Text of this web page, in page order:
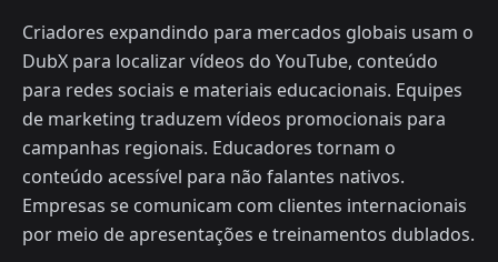
Criadores expandindo para mercados globais usam o
DubX para localizar vídeos do YouTube, conteúdo
para redes sociais e materiais educacionais. Equipes
de marketing traduzem vídeos promocionais para
campanhas regionais. Educadores tornam o
conteúdo acessível para não falantes nativos.
Empresas se comunicam com clientes internacionais
por meio de apresentações e treinamentos dublados.